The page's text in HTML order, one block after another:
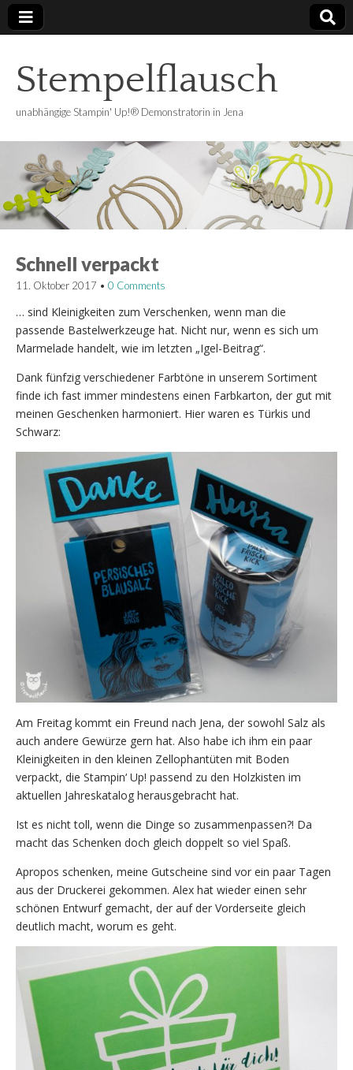
Stempelflausch
unabhängige Stampin' Up!® Demonstratorin in Jena
Schnell verpackt
11. Oktober 2017 • 0 Comments
… sind Kleinigkeiten zum Verschenken, wenn man die
passende Bastelwerkzeuge hat. Nicht nur, wenn es sich um
Marmelade handelt, wie im letzten „Igel-Beitrag“.
Dank fünfzig verschiedener Farbtöne in unserem Sortiment
finde ich fast immer mindestens einen Farbkarton, der gut mit
meinen Geschenken harmoniert. Hier waren es Türkis und
Schwarz:
Am Freitag kommt ein Freund nach Jena, der sowohl Salz als
auch andere Gewürze gern hat. Also habe ich ihm ein paar
Kleinigkeiten in den kleinen Zellophantüten mit Boden
verpackt, die Stampin‘ Up! passend zu den Holzkisten im
aktuellen Jahreskatalog herausgebracht hat.
Ist es nicht toll, wenn die Dinge so zusammenpassen?! Da
macht das Schenken doch gleich doppelt so viel Spaß.
Apropos schenken, meine Gutscheine sind vor ein paar Tagen
aus der Druckerei gekommen. Alex hat wieder einen sehr
schönen Entwurf gemacht, der auf der Vorderseite gleich
deutlich macht, worum es geht.